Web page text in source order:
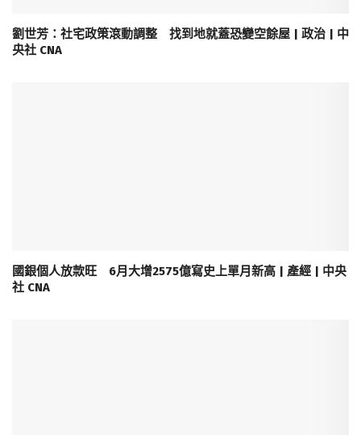
劉世芳：社宅政策滾動調整 找到地就蓋恐變空餘屋 | 政治 | 中
央社 CNA
國銀個人放款旺 6月大增2575億寫史上單月新高 | 產經 | 中央
社 CNA